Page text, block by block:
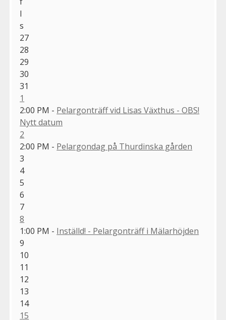
l
s
27
28
29
30
31
1
2:00 PM - Pelargonträff vid Lisas Växthus - OBS!
Nytt datum
2
2:00 PM - Pelargondag på Thurdinska gården
3
4
5
6
7
8
1:00 PM - Inställd! - Pelargonträff i Mälarhöjden
9
10
11
12
13
14
15